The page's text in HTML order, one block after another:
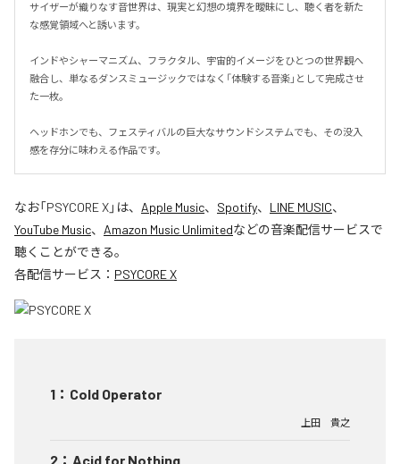
サイザーが織りなす音世界は、現実と幻想の境界を曖昧にし、聴く者を新た
な感覚領域へと誘います。
インドやシャーマニズム、フラクタル、宇宙的イメージをひとつの世界観へ
融合し、単なるダンスミュージックではなく「体験する音楽」として完成させ
た一枚。
ヘッドホンでも、フェスティバルの巨大なサウンドシステムでも、その没入
感を存分に味わえる作品です。
なお「PSYCORE X」は、 Apple Music、 Spotify、 LINE MUSIC、
YouTube Music、 Amazon Music Unlimitedなどの音楽配信サービスで
聴くことができる。
各配信サービス： PSYCORE X
1 ： Cold Operator
上田 貴之
2 ： Acid for Nothing